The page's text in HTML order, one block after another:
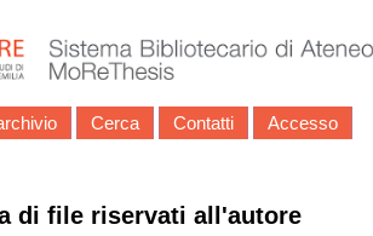
Cerca Contatti Accesso
di file riservati all'autore